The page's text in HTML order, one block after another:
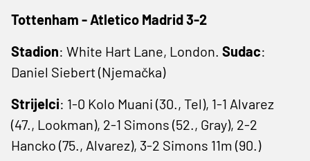
Tottenham - Atletico Madrid 3-2
Stadion: White Hart Lane, London. Sudac:
Daniel Siebert (Njemačka)
Strijelci: 1-0 Kolo Muani (30., Tel), 1-1 Alvarez
(47., Lookman), 2-1 Simons (52., Gray), 2-2
Hancko (75., Alvarez), 3-2 Simons 11m (90.)